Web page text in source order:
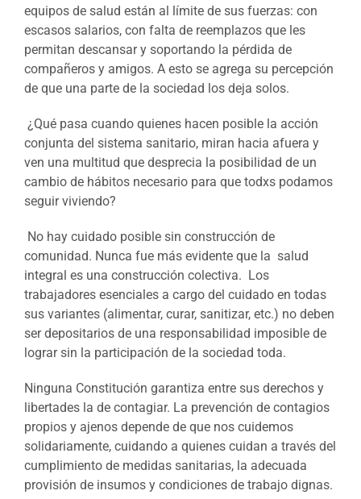
equipos de salud están al límite de sus fuerzas: con
escasos salarios, con falta de reemplazos que les
permitan descansar y soportando la pérdida de
compañeros y amigos. A esto se agrega su percepción
de que una parte de la sociedad los deja solos.
¿Qué pasa cuando quienes hacen posible la acción
conjunta del sistema sanitario, miran hacia afuera y
ven una multitud que desprecia la posibilidad de un
cambio de hábitos necesario para que todxs podamos
seguir viviendo?
No hay cuidado posible sin construcción de
comunidad. Nunca fue más evidente que la salud
integral es una construcción colectiva. Los
trabajadores esenciales a cargo del cuidado en todas
sus variantes (alimentar, curar, sanitizar, etc.) no deben
ser depositarios de una responsabilidad imposible de
lograr sin la participación de la sociedad toda.
Ninguna Constitución garantiza entre sus derechos y
libertades la de contagiar. La prevención de contagios
propios y ajenos depende de que nos cuidemos
solidariamente, cuidando a quienes cuidan a través del
cumplimiento de medidas sanitarias, la adecuada
provisión de insumos y condiciones de trabajo dignas.